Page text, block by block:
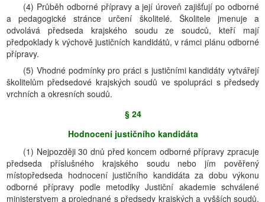
(4) Průběh odborné přípravy a její úroveň zajišťují po odborné
a pedagogické stránce určení školitelé. Školitele jmenuje a
odvolává předseda krajského soudu ze soudců, kteří mají
předpoklady k výchově justičních kandidátů, v rámci plánu odborné
přípravy.
(5) Vhodné podmínky pro práci s justičními kandidáty vytvářejí
školitelům předsedové krajských soudů ve spolupráci s předsedy
vrchních a okresních soudů.
§ 24
Hodnocení justičního kandidáta
(1) Nejpozději 30 dnů před koncem odborné přípravy zpracuje
předseda příslušného krajského soudu nebo jím pověřený
místopředseda hodnocení justičního kandidáta za dobu výkonu
odborné přípravy podle metodiky Justiční akademie schválené
ministerstvem a projednané s předsedy krajských a vyšších soudů.